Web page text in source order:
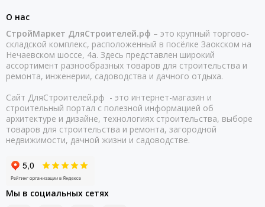
О нас
СтройМаркет ДляСтроителей.рф – это крупный торгово-
складской комплекс, расположенный в посёлке Заокском на
Нечаевском шоссе, 4а. Здесь представлен широкий
ассортимент разнообразных товаров для строительства и
ремонта, инженерии, садоводства и дачного отдыха.
Сайт ДляСтроителей.рф - это интернет-магазин и
строительный портал с полезной информацией об
архитектуре и дизайне, технологиях строительства, выборе
товаров для строительства и ремонта, загородной
недвижимости, дачной жизни и садоводстве.
Мы в социальных сетях